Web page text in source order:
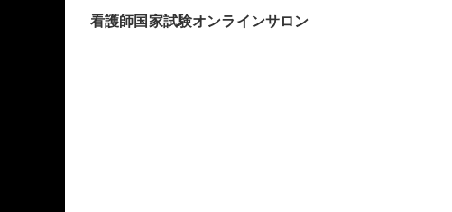
看護師国家試験オンラインサロン